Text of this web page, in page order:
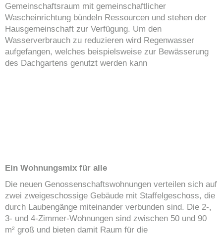
Gemeinschaftsraum mit gemeinschaftlicher
Wascheinrichtung bündeln Ressourcen und stehen der
Hausgemeinschaft zur Verfügung. Um den
Wasserverbrauch zu reduzieren wird Regenwasser
aufgefangen, welches beispielsweise zur Bewässerung
des Dachgartens genutzt werden kann
Ein Wohnungsmix für alle
Die neuen Genossenschaftswohnungen verteilen sich auf
zwei zweigeschossige Gebäude mit Staffelgeschoss, die
durch Laubengänge miteinander verbunden sind. Die 2-,
3- und 4-Zimmer-Wohnungen sind zwischen 50 und 90
m² groß und bieten damit Raum für die